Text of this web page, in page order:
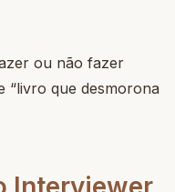
ou não fazer
“livro que desmorona